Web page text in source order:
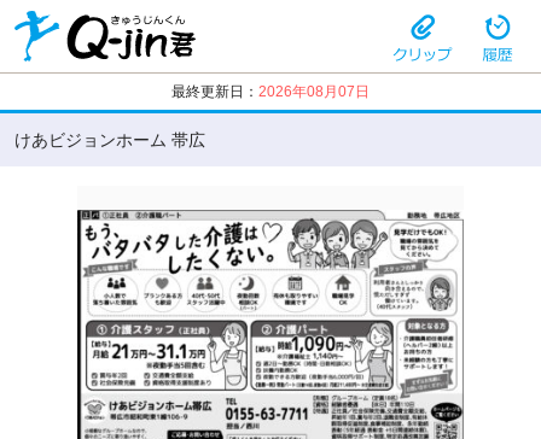
最終更新日： 2026年08月07日
けあビジョンホーム 帯広